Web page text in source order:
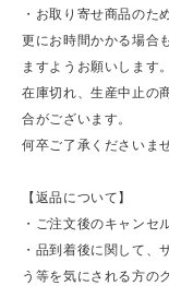
・お取り寄せ商品のた
更にお時間かかる場合
ますようお願いします。
在庫切れ、生産中止の
合がございます。
何卒ご了承くださいませ
【返品について】
・ご注文後のキャンセ
・品到着後に関して、
う等を気にされる方の